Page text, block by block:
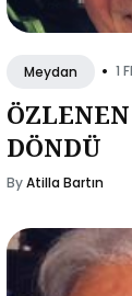
Meydan • 1
DÖNDÜ
ByAtilla Bartın